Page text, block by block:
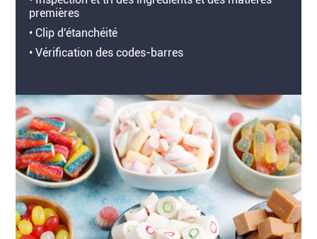
premières
• Clip d'étanchéité
• Vérification des codes-barres